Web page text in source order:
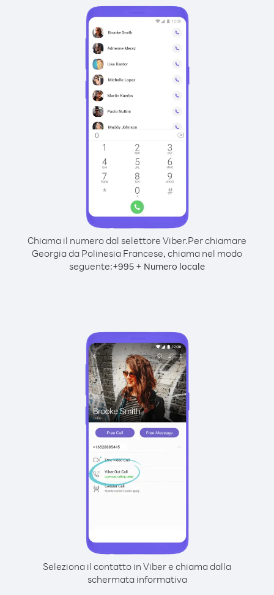
Chiama il numero dal selettore Viber.Per chiamare
Georgia da Polinesia Francese, chiama nel modo
seguente:+995 + Numero locale
Seleziona il contatto in Viber e chiama dalla
schermata informativa